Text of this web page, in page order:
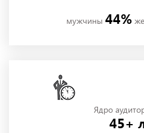
мужчины 44%
Ядро
45+